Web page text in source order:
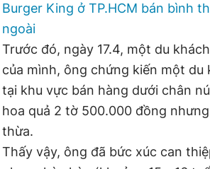
Burger King ở TP.HCM bán bình
ngoài
Trước đó, ngày 17.4, một du
của mình, ông chứng kiến một du
tại khu vực bán hàng dưới chân
hoa quả 2 tờ 500.000 đồng
thừa.
Thấy vậy, ông đã bức xúc can